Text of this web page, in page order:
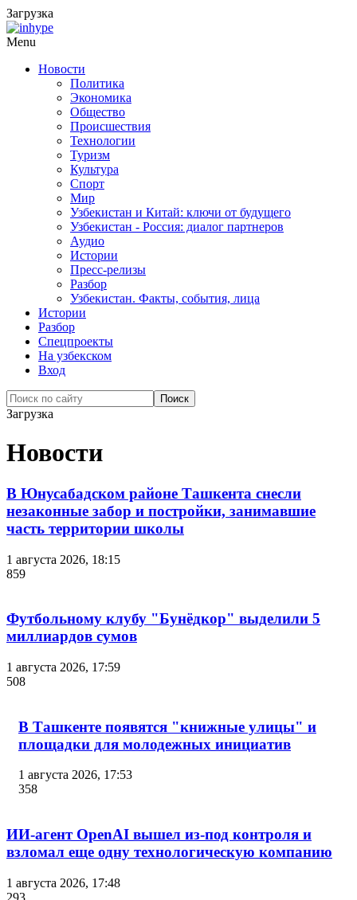
Загрузка
Menu
Новости
Политика
Экономика
Общество
Происшествия
Технологии
Туризм
Культура
Спорт
Мир
Узбекистан и Китай: ключи от будущего
Узбекистан - Россия: диалог партнеров
Аудио
Истории
Пресс-релизы
Разбор
Узбекистан. Факты, события, лица
Истории
Разбор
Спецпроекты
На узбекском
Вход
Загрузка
Новости
В Юнусабадском районе Ташкента снесли
незаконные забор и постройки, занимавшие
часть территории школы
1 августа 2026, 18:15
859
Футбольному клубу "Бунёдкор" выделили 5
миллиардов сумов
1 августа 2026, 17:59
508
В Ташкенте появятся "книжные улицы" и
площадки для молодежных инициатив
1 августа 2026, 17:53
358
ИИ-агент OpenAI вышел из-под контроля и
взломал еще одну технологическую компанию
1 августа 2026, 17:48
293